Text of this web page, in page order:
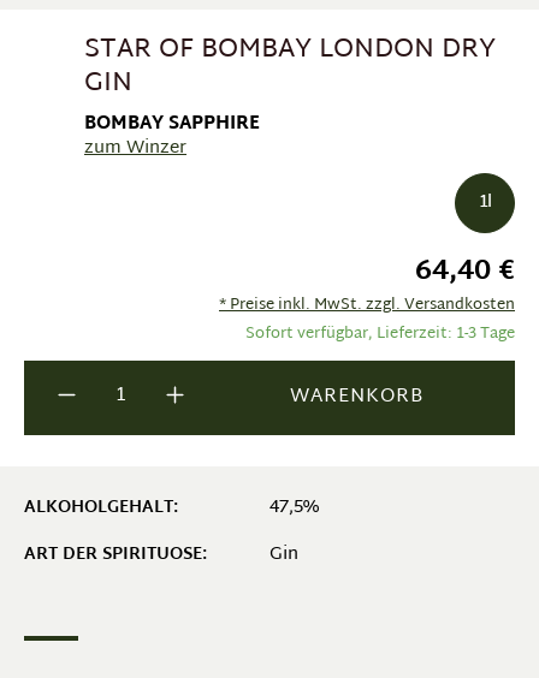
ALKOHOLGEHALT: 47,5%
ART DER SPIRITUOSE: Gin
STAR OF BOMBAY LONDON DRY
GIN
BOMBAY SAPPHIRE
zum Winzer
64,40 €
* Preise inkl. MwSt. zzgl. Versandkosten
Sofort verfügbar, Lieferzeit: 1-3 Tage
1l
Produkt Anzahl: Gib den gewünschten
WARENKORB